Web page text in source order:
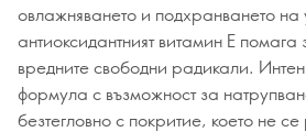
овлажняването и подхранването
антиоксидантният витамин Е помага
вредните свободни радикали.
формула с възможност за
безтегловно с покритие, което не